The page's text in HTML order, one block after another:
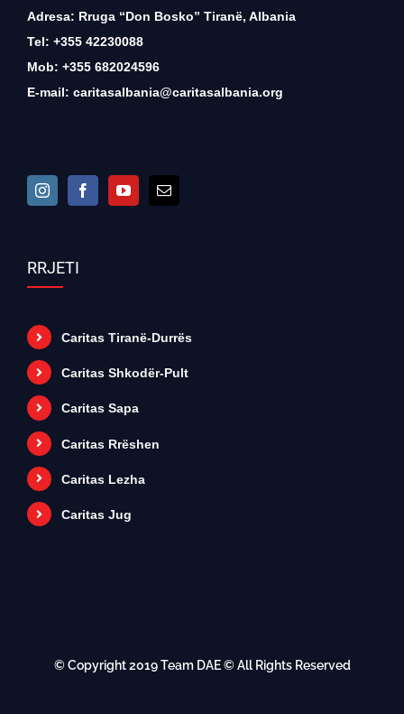
Adresa: Rruga “Don Bosko” Tiranë, Albania
Tel: +355 42230088
Mob: +355 682024596
E-mail: caritasalbania@caritasalbania.org
RRJETI
Caritas Tiranë-Durrës
Caritas Shkodër-Pult
Caritas Sapa
Caritas Rrëshen
Caritas Lezha
Caritas Jug
© Copyright 2019Team DAE© All Rights Reserved